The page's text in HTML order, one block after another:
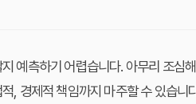
예측하기 어렵습니다. 아무리 조
, 경제적 책임까지 마주할 수 있습